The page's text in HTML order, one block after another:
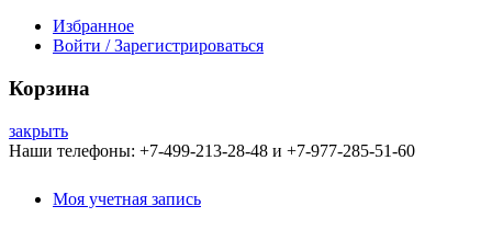
Избранное
Войти / Зарегистрироваться
Корзина
закрыть
Наши телефоны: +7-499-213-28-48 и +7-977-285-51-60
Моя учетная запись